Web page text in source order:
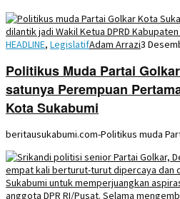
HEADLINE, LegislatifAdam Arrazi3
Politikus Muda Partai
satunya Perempuan
Kota Sukabumi
beritausukabumi.com-Politikus muda